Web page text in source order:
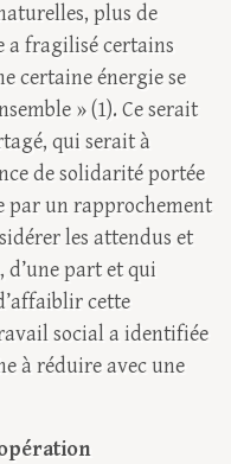
plus de
a fragilisé certains
certaine énergie se
» (1). Ce serait
qui serait à
de solidarité portée
par un rapprochement
les attendus et
part et qui
cette
social a identifiée
à réduire avec une